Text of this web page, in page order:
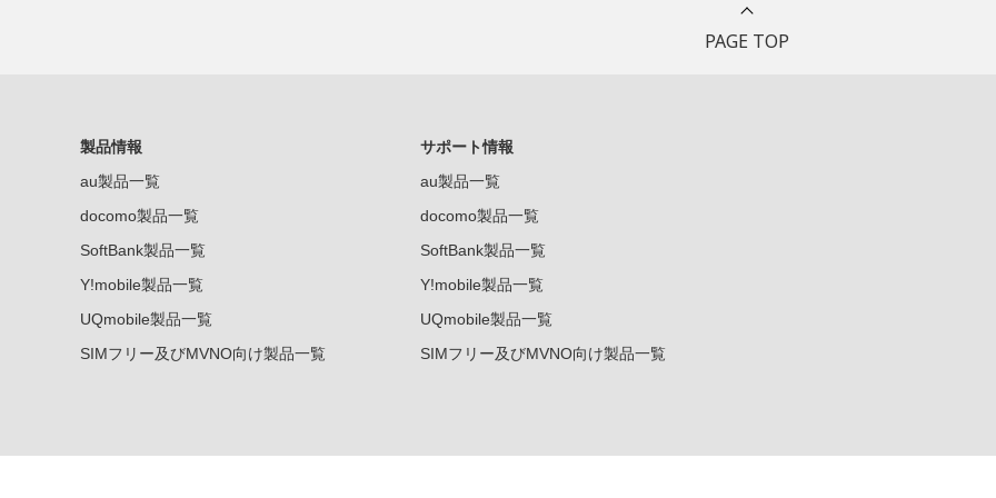
PAGE TOP
製品情報
au製品一覧
docomo製品一覧
SoftBank製品一覧
Y!mobile製品一覧
UQmobile製品一覧
SIMフリー及びMVNO向け製品一覧
サポート情報
au製品一覧
docomo製品一覧
SoftBank製品一覧
Y!mobile製品一覧
UQmobile製品一覧
SIMフリー及びMVNO向け製品一覧